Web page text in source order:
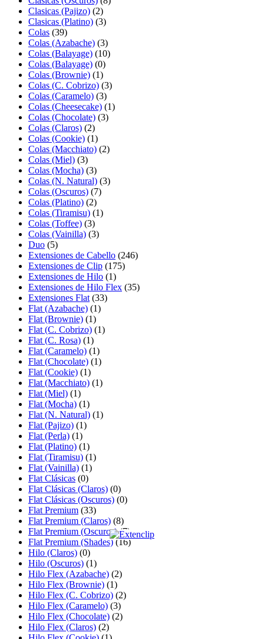
Clasicas (Pajizo) (2)
Clasicas (Platino) (3)
Colas (39)
Colas (Azabache) (3)
Colas (Balayage) (10)
Colas (Balayage) (0)
Colas (Brownie) (1)
Colas (C. Cobrizo) (3)
Colas (Caramelo) (3)
Colas (Cheesecake) (1)
Colas (Chocolate) (3)
Colas (Claros) (2)
Colas (Cookie) (1)
Colas (Macchiato) (2)
Colas (Miel) (3)
Colas (Mocha) (3)
Colas (N. Natural) (3)
Colas (Oscuros) (7)
Colas (Platino) (2)
Colas (Tiramisu) (1)
Colas (Toffee) (3)
Colas (Vainilla) (3)
Duo (5)
Extensiones de Cabello (246)
Extensiones de Clip (175)
Extensiones de Hilo (1)
Extensiones de Hilo Flex (35)
Extensiones Flat (33)
Flat (Azabache) (1)
Flat (Brownie) (1)
Flat (C. Cobrizo) (1)
Flat (C. Rosa) (1)
Flat (Caramelo) (1)
Flat (Chocolate) (1)
Flat (Cookie) (1)
Flat (Macchiato) (1)
Flat (Miel) (1)
Flat (Mocha) (1)
Flat (N. Natural) (1)
Flat (Pajizo) (1)
Flat (Perla) (1)
Flat (Platino) (1)
Flat (Tiramisu) (1)
Flat (Vainilla) (1)
Flat Clásicas (0)
Flat Clásicas (Claros) (0)
Flat Clásicas (Oscuros) (0)
Flat Premium (33)
Flat Premium (Claros) (8)
Flat Premium (Oscuros) (7)
Flat Premium (Shades) (16)
Hilo (Claros) (0)
Hilo (Oscuros) (1)
Hilo Flex (Azabache) (2)
Hilo Flex (Brownie) (1)
Hilo Flex (C. Cobrizo) (2)
Hilo Flex (Caramelo) (3)
Hilo Flex (Chocolate) (2)
Hilo Flex (Claros) (2)